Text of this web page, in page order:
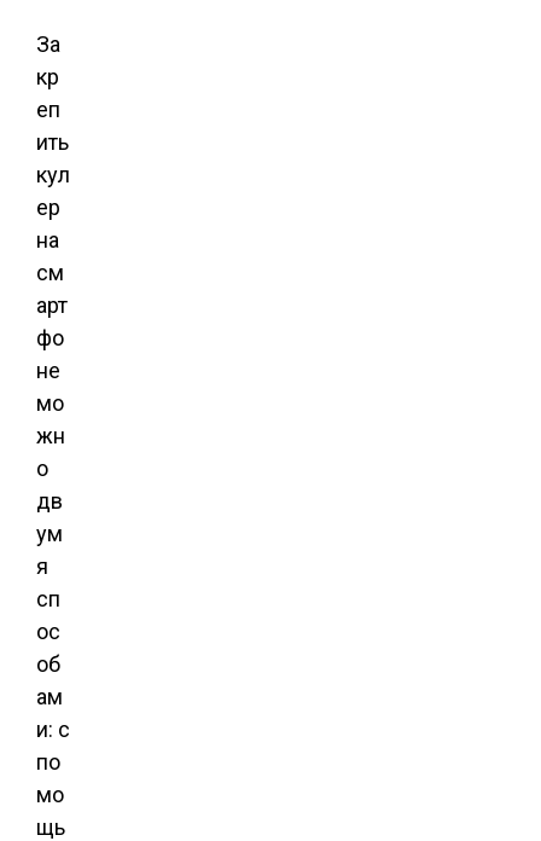
За
кр
еп
ить
кул
ер
на
см
арт
фо
не
мо
жн
о
дв
ум
я
сп
ос
об
ам
и: с
по
мо
щь